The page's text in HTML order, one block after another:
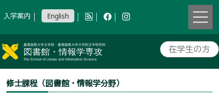
入学案内 English
在学生の方
修士課程（図書館・情報学分野）